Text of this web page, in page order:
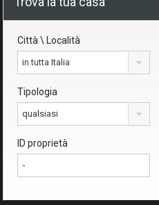
Città \ Località
in tutta Italia
Tipologia
qualsiasi
ID proprietà